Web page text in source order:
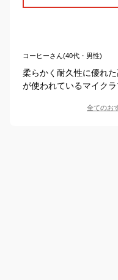
コーヒーさん(40代・男性)
柔らかく耐久性に優れ
が使われているマイク
全てのお